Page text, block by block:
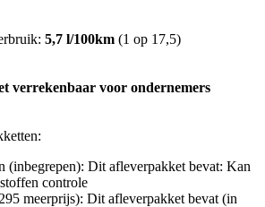
5,7 l/100km (1 op 17,5)
verrekenbaar voor ondernemers
(inbegrepen): Dit afleverpakket bevat: Kan
controle
meerprijs): Dit afleverpakket bevat (in